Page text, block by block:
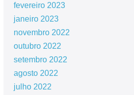
fevereiro 2023
janeiro 2023
novembro 2022
outubro 2022
setembro 2022
agosto 2022
julho 2022